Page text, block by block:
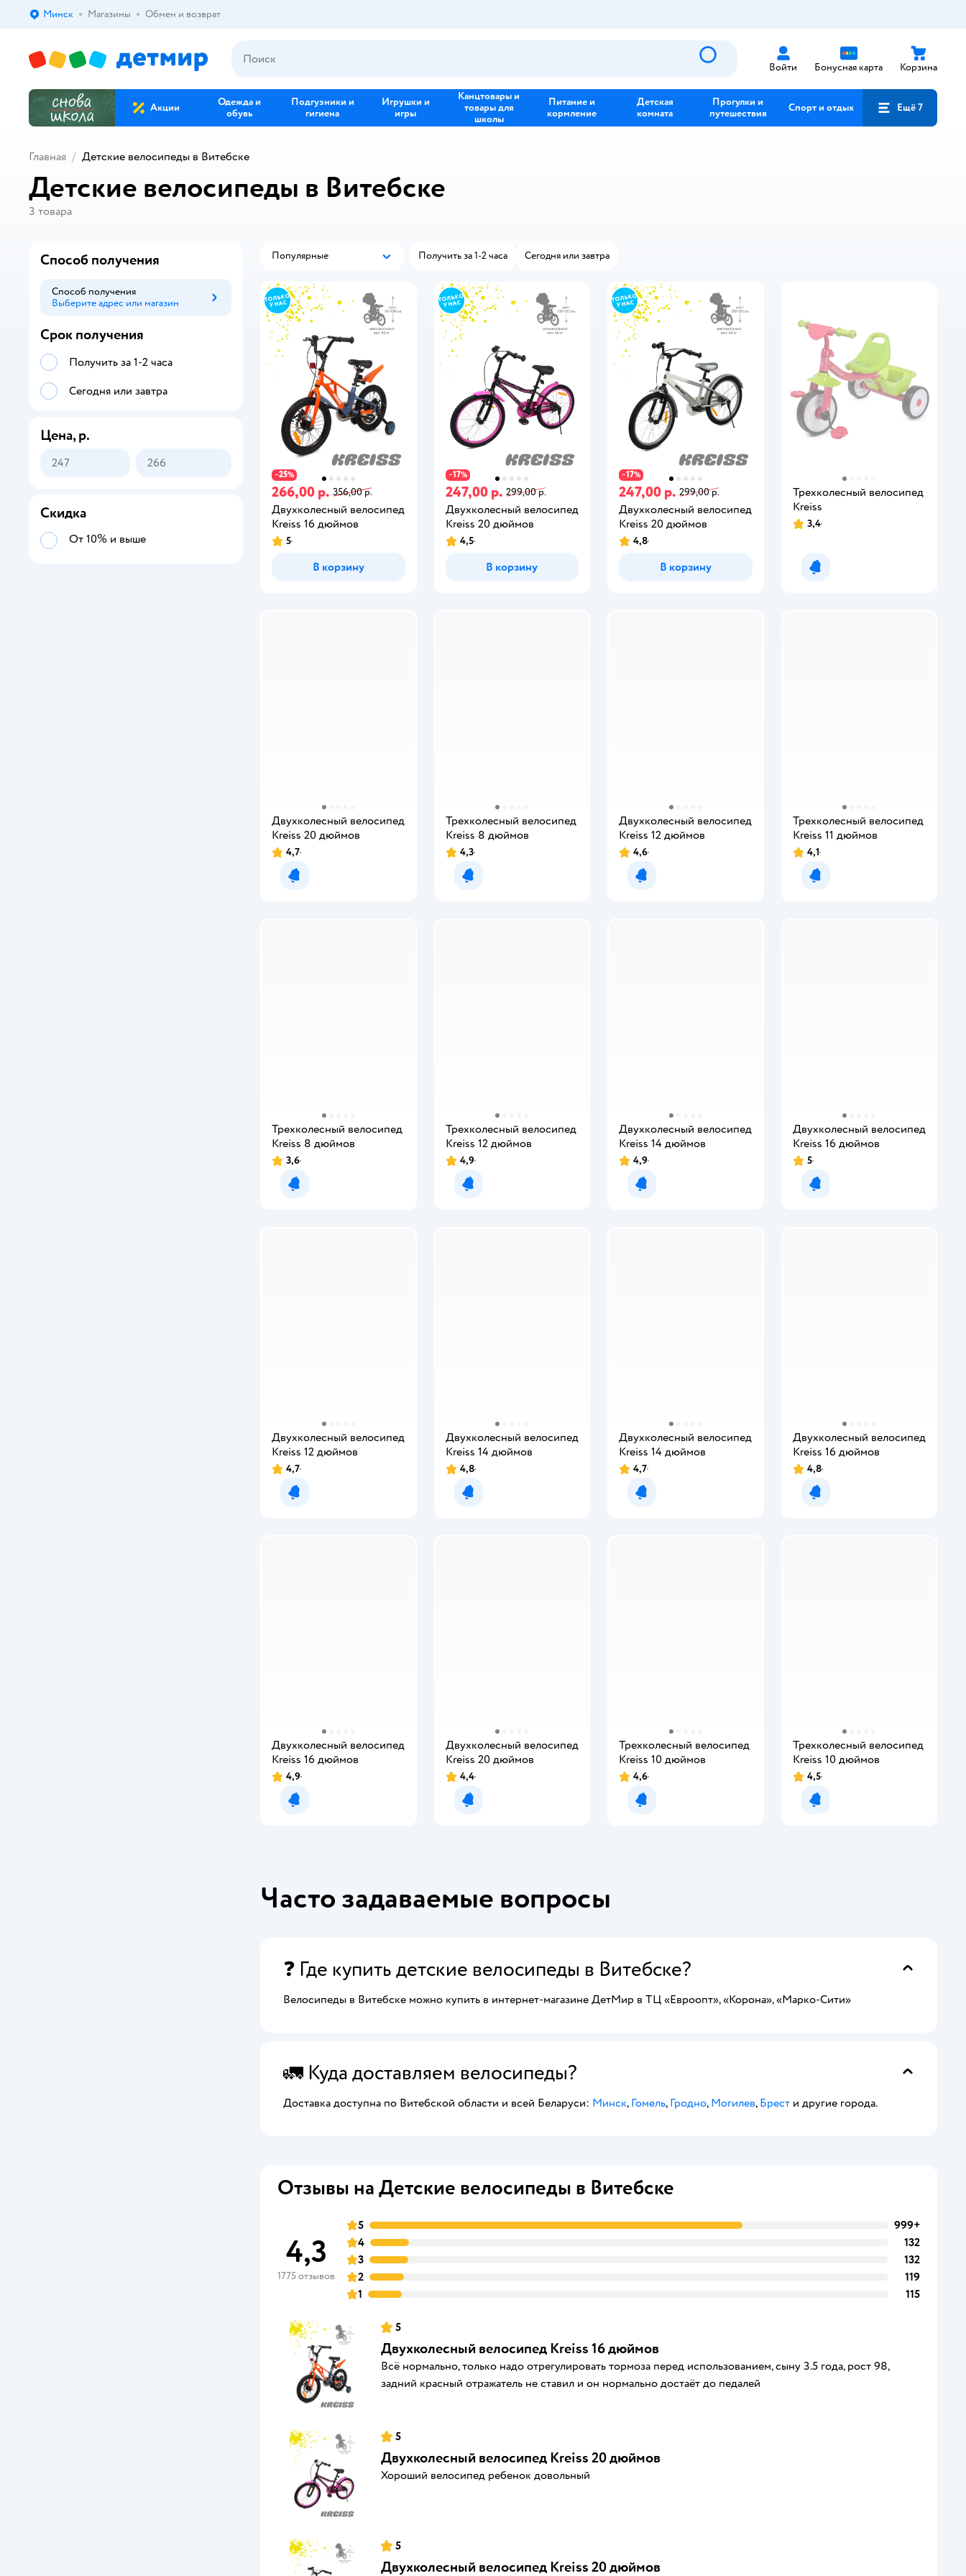
Выбор адреса доставки.
Минск Магазины Обмен и возврат
Войти Бонусная карта Корзина
Акции
Одежда и
обувь
Подгузники и
гигиена
Игрушки и
игры
Канцтовары и
товары для
школы
Питание и
кормление
Детская
комната
Прогулки и
путешествия
Спорт и отдых Ещё 7
Главная Детские велосипеды в Витебске
Детские велосипеды в Витебске
3 товара
Популярные
Популярные Получить за 1-2 часа Сегодня или завтра
−25%
266,00 р. 356,00 р.
Двухколесный велосипед
Kreiss 16 дюймов
5
В корзину
−17%
247,00 р. 299,00 р.
Двухколесный велосипед
Kreiss 20 дюймов
4,5
В корзину
−17%
247,00 р. 299,00 р.
Двухколесный велосипед
Kreiss 20 дюймов
4,8
В корзину
Трехколесный велосипед
Kreiss
3,4
Уведомить о появлении
Двухколесный велосипед
Kreiss 20 дюймов
4,7
Уведомить о появлении
Трехколесный велосипед
Kreiss 8 дюймов
4,3
Уведомить о появлении
Двухколесный велосипед
Kreiss 12 дюймов
4,6
Уведомить о появлении
Трехколесный велосипед
Kreiss 11 дюймов
4,1
Уведомить о появлении
Трехколесный велосипед
Kreiss 8 дюймов
3,6
Уведомить о появлении
Трехколесный велосипед
Kreiss 12 дюймов
4,9
Уведомить о появлении
Двухколесный велосипед
Kreiss 14 дюймов
4,9
Уведомить о появлении
Двухколесный велосипед
Kreiss 16 дюймов
5
Уведомить о появлении
Двухколесный велосипед
Kreiss 12 дюймов
4,7
Уведомить о появлении
Двухколесный велосипед
Kreiss 14 дюймов
4,8
Уведомить о появлении
Двухколесный велосипед
Kreiss 14 дюймов
4,7
Уведомить о появлении
Двухколесный велосипед
Kreiss 16 дюймов
4,8
Уведомить о появлении
Двухколесный велосипед
Kreiss 16 дюймов
4,9
Уведомить о появлении
Двухколесный велосипед
Kreiss 20 дюймов
4,4
Уведомить о появлении
Трехколесный велосипед
Kreiss 10 дюймов
4,6
Уведомить о появлении
Трехколесный велосипед
Kreiss 10 дюймов
4,5
Уведомить о появлении
Часто задаваемые вопросы
❓ Где купить детские велосипеды в Витебске?
Велосипеды в Витебске можно купить в интернет-магазине ДетМир в ТЦ «Евроопт», «Корона», «Марко-Сити»
🚛 Куда доставляем велосипеды?
Доставка доступна по Витебской области и всей Беларуси: Минск, Гомель, Гродно, Могилев, Брест и другие города.
Отзывы на Детские велосипеды в Витебске
4,3
1775 отзывов
5
999+
4
132
3
132
2
119
1
115
5
Двухколесный велосипед Kreiss 16 дюймов
Всё нормально, только надо отрегулировать тормоза перед использованием, сыну 3.5 года, рост 98,
задний красный отражатель не ставил и он нормально достаёт до педалей
5
Двухколесный велосипед Kreiss 20 дюймов
Хороший велосипед ребенок довольный
5
Двухколесный велосипед Kreiss 20 дюймов
Способ получения
Способ получения
Выберите адрес или магазин
Способ получения
Срок получения
Получить за 1-2 часа
Сегодня или завтра
Цена, р.
Скидка
От 10% и выше